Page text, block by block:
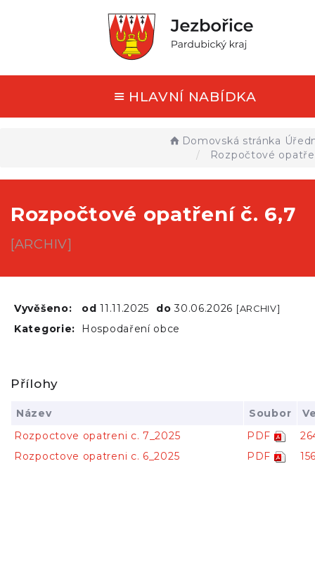
HLAVNÍ NABÍDKA
Domovská stránka
Rozpočtové
Rozpočtové opatření č. 6,7
[ARCHIV]
Vyvěšeno: od11.11.2025 do30.06.2026 [ARCHIV]
Kategorie: Hospodaření obce
Přílohy
Název Soubor
Rozpoctove opatreni c. 7_2025
PDF
Rozpoctove opatreni c. 6_2025
PDF